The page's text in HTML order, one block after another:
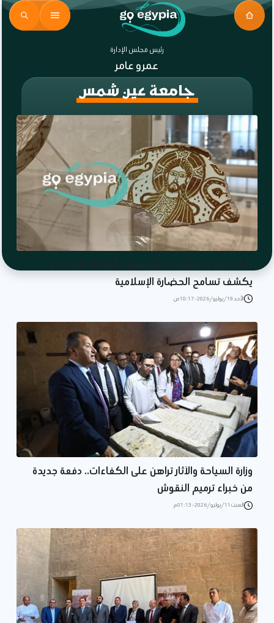
رئيس مجلس الإدارة
عمرو عامر
جامعة عين شمس
بأدلة تاريخية وشهادة مستشرقة ألمانية..أستاذ آثار
يكشف تسامح الحضارة الإسلامية
الأحد 19/يوليو/2026 - 10:17 ص
وزارة السياحة والآثار تراهن على الكفاءات.. دفعة جديدة
من خبراء ترميم النقوش
السبت 11/يوليو/2026 - 01:13 م